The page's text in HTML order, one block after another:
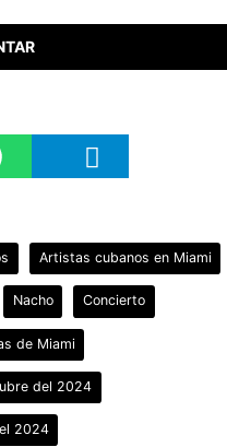
Artistas cubanos en Miami
Nacho Concierto
de Miami
del 2024
2024